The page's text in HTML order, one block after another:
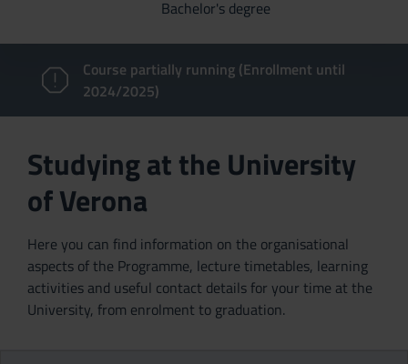
Bachelor's degree
Course partially running (Enrollment until
2024/2025)
Studying at the University
of Verona
Here you can find information on the organisational
aspects of the Programme, lecture timetables, learning
activities and useful contact details for your time at the
University, from enrolment to graduation.